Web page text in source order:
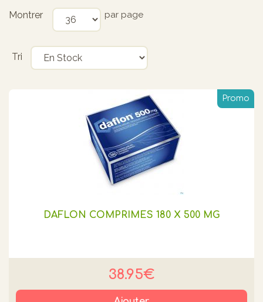
Montrer par page
Tri
Promo
DAFLON COMPRIMES 180 X 500 MG
38.95€